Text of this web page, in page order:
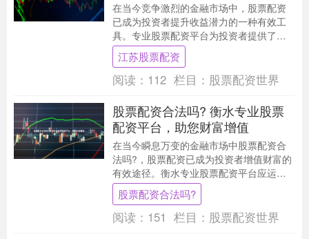
在当今竞争激烈的金融市场中，股票配资
已成为投资者提升收益潜力的一种有效工
具。专业股票配资平台为投资者提供了获
得额外资金杠杆的机会江苏股票配资，从
而放大他们的投资....
江苏股票配资
阅读： 112 栏目： 股票配资世界
股票配资合法吗? 衡水专业股票
配资平台，助您财富增值
在当今瞬息万变的金融市场中股票配资合
法吗?，股票配资已成为投资者增值财富的
有效途径。衡水专业股票配资平台应运而
生，为投资者提供安全可靠的配资服务。
高杠杆操作会....
股票配资合法吗?
阅读： 151 栏目： 股票配资世界